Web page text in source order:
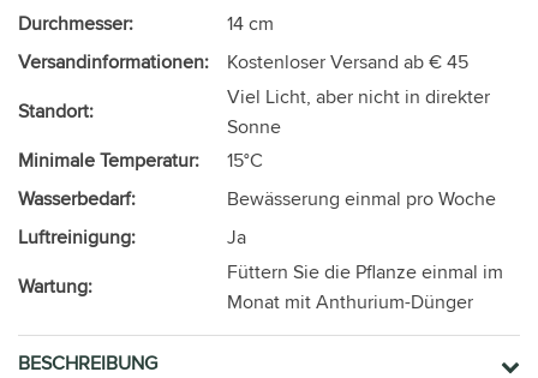
Durchmesser:
14 cm
Versandinformationen:
Kostenloser Versand ab € 45
Standort:
Viel Licht, aber nicht in direkter
Sonne
Minimale Temperatur:
15°C
Wasserbedarf:
Bewässerung einmal pro Woche
Luftreinigung:
Ja
Wartung:
Füttern Sie die Pflanze einmal im
Monat mit Anthurium-Dünger
BESCHREIBUNG